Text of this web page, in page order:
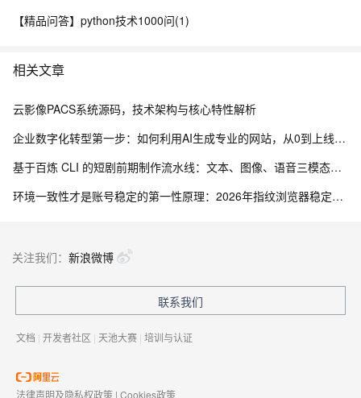
【精品问答】python技术1000问(1)
相关文章
云影像PACS系统源码，技术架构与核心特性解析
企业数字化转型第一步：如何利用AI生成专业的网站，从0到上线的完整实操指南
基于百炼 CLI 的短剧前期制作流水线：文本、图像、语音三模态协同实践
环境一致性才是账号稳定的第一性原理：2026年指纹浏览器稳定性技术拆解
关注我们： 新浪微博
联系我们
文档 | 开发者社区 | 天池大赛 | 培训与认证
法律声明及隐私权政策 | Cookies政策